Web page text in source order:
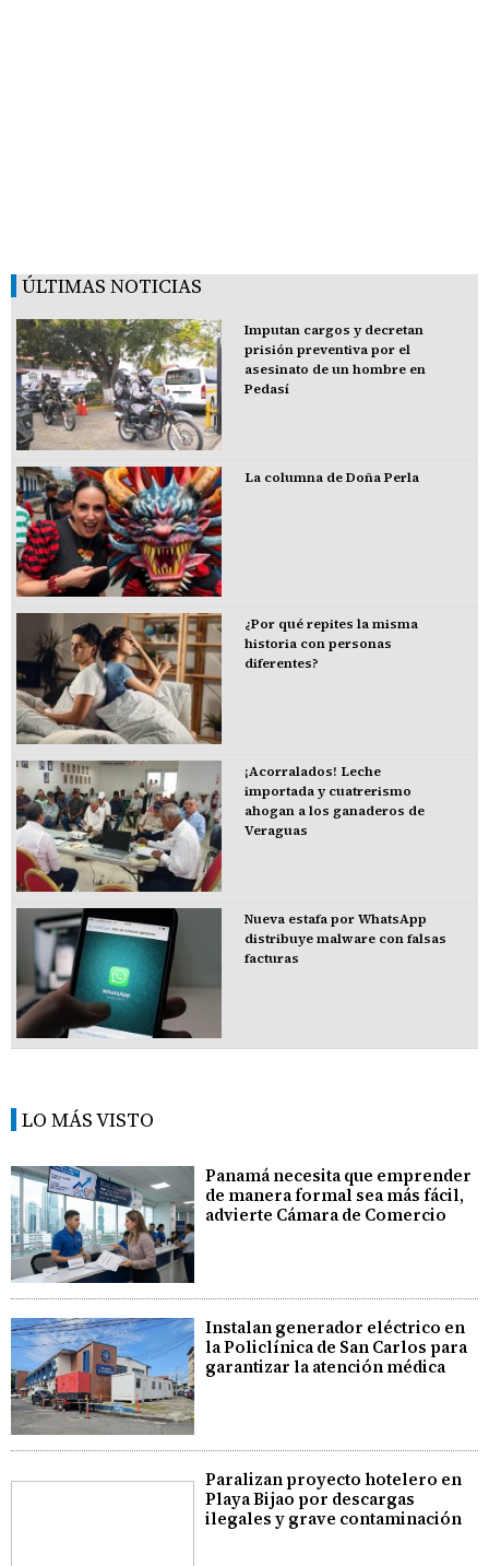
ÚLTIMAS NOTICIAS
Imputan cargos y decretan
prisión preventiva por el
asesinato de un hombre en
Pedasí
La columna de Doña Perla
¿Por qué repites la misma
historia con personas
diferentes?
¡Acorralados! Leche
importada y cuatrerismo
ahogan a los ganaderos de
Veraguas
Nueva estafa por WhatsApp
distribuye malware con falsas
facturas
LO MÁS VISTO
Panamá necesita que emprender
de manera formal sea más fácil,
advierte Cámara de Comercio
Instalan generador eléctrico en
la Policlínica de San Carlos para
garantizar la atención médica
Paralizan proyecto hotelero en
Playa Bijao por descargas
ilegales y grave contaminación